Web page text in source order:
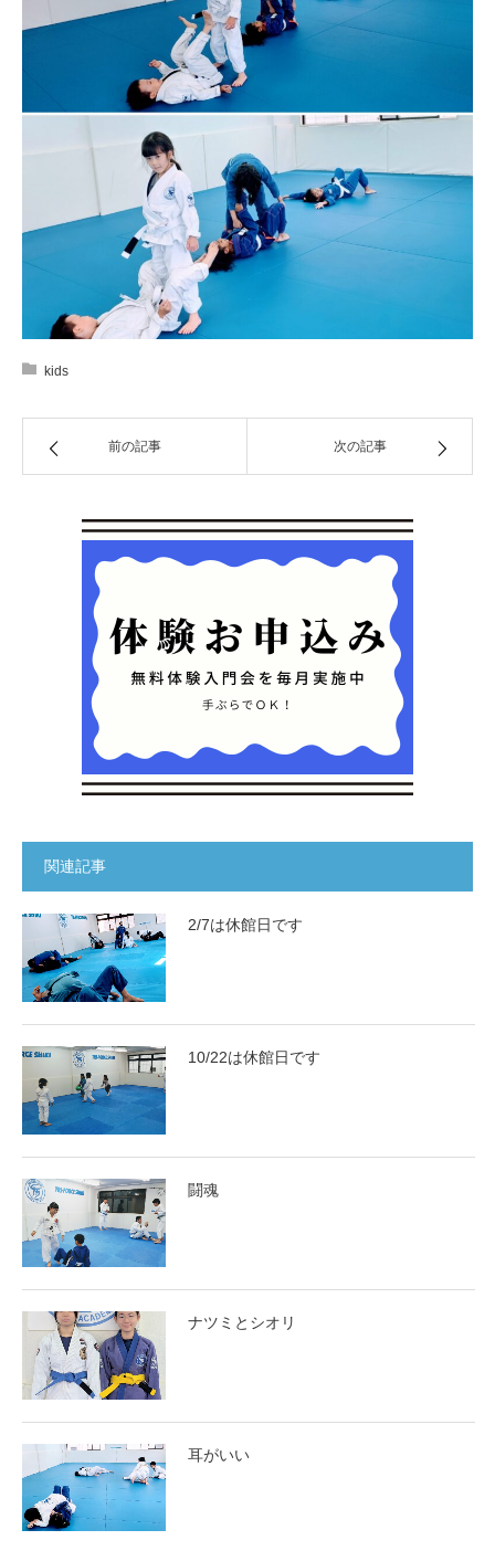
kids
前の記事 次の記事
関連記事
2/7は休館日です
10/22は休館日です
闘魂
ナツミとシオリ
耳がいい